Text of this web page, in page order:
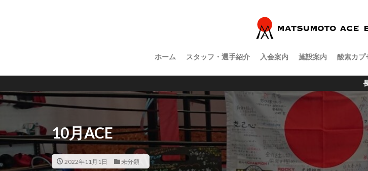
ホーム スタッフ・選手紹介 入会案内 施設案内 酸素カプ
長野県内唯一のプロボクシングジム松本市渚にオ
10月ACE
2022年11月1日 未分類